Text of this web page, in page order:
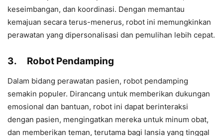
keseimbangan, dan koordinasi. Dengan memantau
kemajuan secara terus-menerus, robot ini memungkinkan
perawatan yang dipersonalisasi dan pemulihan lebih cepat.
3. Robot Pendamping
Dalam bidang perawatan pasien, robot pendamping
semakin populer. Dirancang untuk memberikan dukungan
emosional dan bantuan, robot ini dapat berinteraksi
dengan pasien, mengingatkan mereka untuk minum obat,
dan memberikan teman, terutama bagi lansia yang tinggal